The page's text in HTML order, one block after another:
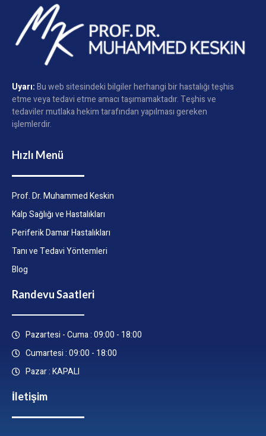
Uyarı:Bu web sitesindeki bilgiler herhangi bir hastalığı teşhis
etme veya tedavi etme amacı taşımamaktadır. Teşhis ve
tedaviler mutlaka hekim tarafından yapılması gereken
işlemlerdir.
Hızlı Menü
Prof. Dr. Muhammed Keskin
Kalp Sağlığı ve Hastalıkları
Periferik Damar Hastalıkları
Tanı ve Tedavi Yöntemleri
Blog
Randevu Saatleri
Pazartesi - Cuma : 09:00 - 18:00
Cumartesi : 09:00 - 18:00
Pazar : KAPALI
İletişim